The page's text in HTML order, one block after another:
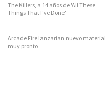
The Killers, a 14 años de 'All These
Things That I've Done'
Arcade Fire lanzarían nuevo material
muy pronto